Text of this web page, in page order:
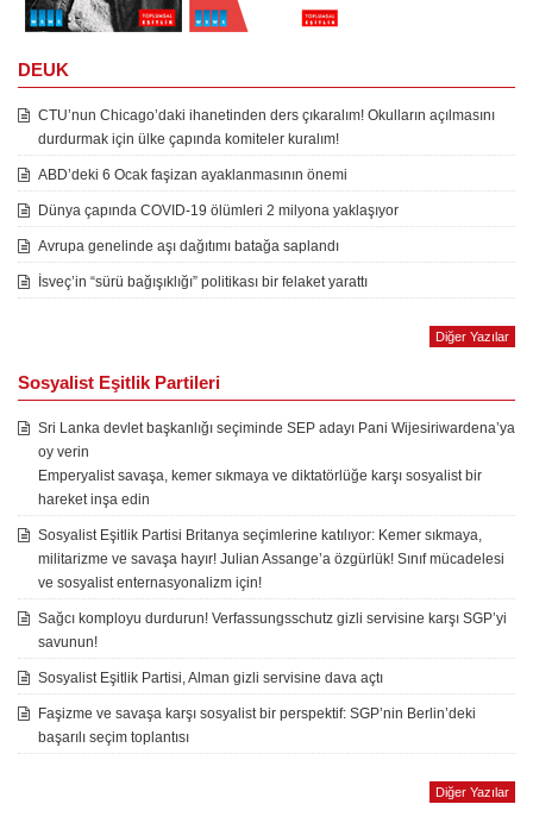
DEUK
CTU’nun Chicago’daki ihanetinden ders çıkaralım! Okulların açılmasını
durdurmak için ülke çapında komiteler kuralım!
ABD’deki 6 Ocak faşizan ayaklanmasının önemi
Dünya çapında COVID-19 ölümleri 2 milyona yaklaşıyor
Avrupa genelinde aşı dağıtımı batağa saplandı
İsveç’in “sürü bağışıklığı” politikası bir felaket yarattı
Diğer Yazılar
Sosyalist Eşitlik Partileri
Sri Lanka devlet başkanlığı seçiminde SEP adayı Pani Wijesiriwardena’ya
oy verin
Emperyalist savaşa, kemer sıkmaya ve diktatörlüğe karşı sosyalist bir
hareket inşa edin
Sosyalist Eşitlik Partisi Britanya seçimlerine katılıyor: Kemer sıkmaya,
militarizme ve savaşa hayır! Julian Assange’a özgürlük! Sınıf mücadelesi
ve sosyalist enternasyonalizm için!
Sağcı komployu durdurun! Verfassungsschutz gizli servisine karşı SGP’yi
savunun!
Sosyalist Eşitlik Partisi, Alman gizli servisine dava açtı
Faşizme ve savaşa karşı sosyalist bir perspektif: SGP’nin Berlin’deki
başarılı seçim toplantısı
Diğer Yazılar